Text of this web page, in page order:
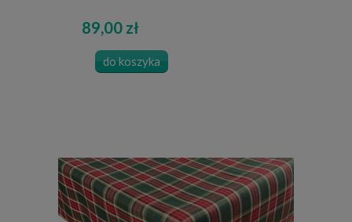
89,00 zł
do koszyka